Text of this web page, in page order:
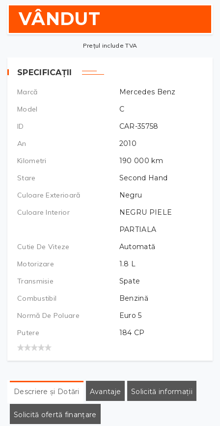
VÂNDUT
Prețul include TVA
SPECIFICAȚII
Marcă
Mercedes Benz
Model
C
ID
CAR-35758
An
2010
Kilometri
190 000 km
Stare
Second Hand
Culoare Exterioară
Negru
Culoare Interior
NEGRU PIELE
PARTIALA
Cutie De Viteze
Automată
Motorizare
1.8 L
Transmisie
Spate
Combustibil
Benzină
Normă De Poluare
Euro 5
Putere
184 CP
Descriere și Dotări Avantaje Solicită informații
Solicită ofertă finanțare